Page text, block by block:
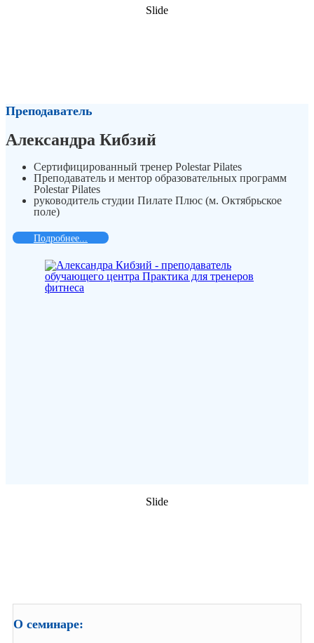
Slide
Преподаватель
Александра Кибзий
Сертифицированный тренер Polestar Pilates
Преподаватель и ментор образовательных программ
Polestar Pilates
руководитель студии Пилате Плюс (м. Октябрьское
поле)
Подробнее...
Slide
О семинаре: